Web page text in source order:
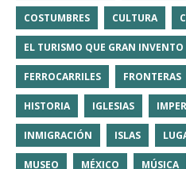
COSTUMBRES CULTURA
EL TURISMO QUE GRAN INVENTO
FERROCARRILES FRONTERAS
HISTORIA IGLESIAS
INMIGRACIÓN ISLAS
MUSEO MÉXICO MÚSICA